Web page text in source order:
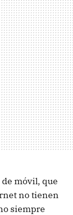
móvil, que
no tienen
siempre